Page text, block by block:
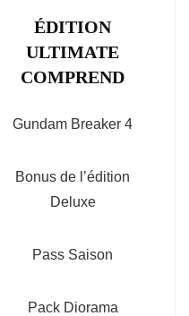
ÉDITION
ULTIMATE
COMPREND
Gundam Breaker 4
Bonus de l’édition
Deluxe
Pass Saison
Pack Diorama